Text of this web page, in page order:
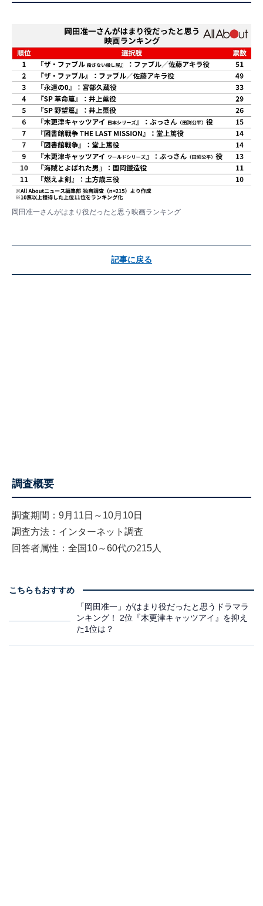
岡田准一さんがはまり役だったと思う映画ランキング
記事に戻る
調査概要
調査期間：9月11日～10月10日
調査方法：インターネット調査
回答者属性：全国10～60代の215人
こちらもおすすめ
「岡田准一」がはまり役だったと思うドラマラ
ンキング！ 2位『木更津キャッツアイ』を抑え
た1位は？